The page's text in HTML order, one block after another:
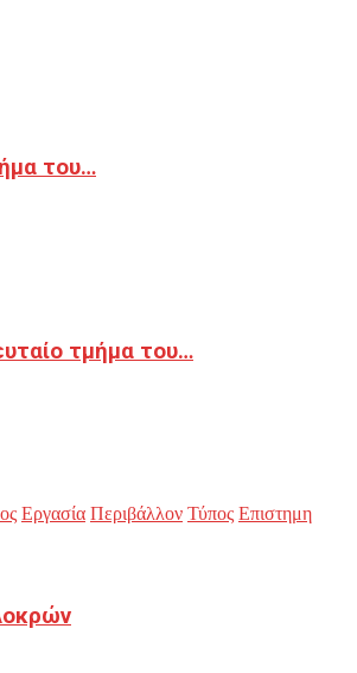
του…
τμήμα του…
Εργασία Περιβάλλον Τύπος Επιστημη